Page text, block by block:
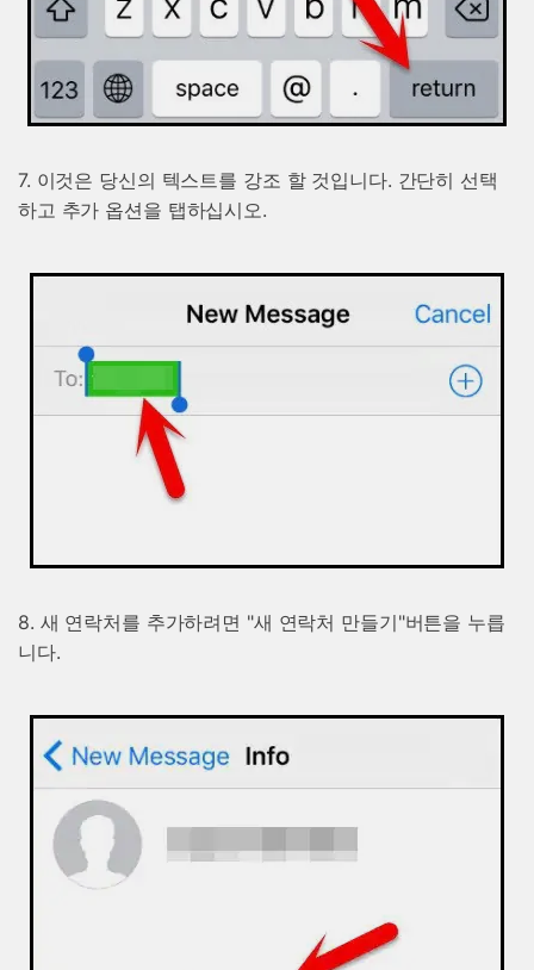
7. 이것은 당신의 텍스트를 강조 할 것입니다. 간단히 선택
하고 추가 옵션을 탭하십시오.
8. 새 연락처를 추가하려면 "새 연락처 만들기"버튼을 누릅
니다.
닥터폰으로 휴대폰 안전 관리하기